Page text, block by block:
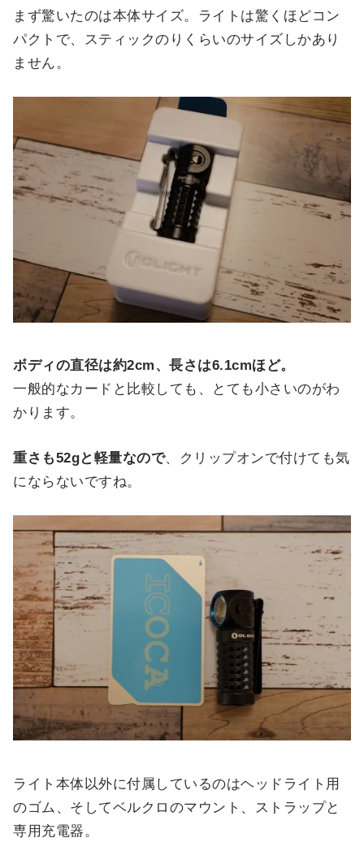
まず驚いたのは本体サイズ。ライトは驚くほどコン
パクトで、スティックのりくらいのサイズしかあり
ません。
ボディの直径は約2cm、長さは6.1cmほど。
一般的なカードと比較しても、とても小さいのがわ
かります。
重さも52gと軽量なので、クリップオンで付けても気
にならないですね。
ライト本体以外に付属しているのはヘッドライト用
のゴム、そしてベルクロのマウント、ストラップと
専用充電器。